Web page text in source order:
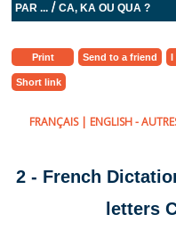
PAR ... /CA, KA OU QUA ?
Print Send to a friend I
Short link
FRANÇAIS| ENGLISH-
2 - French
letters